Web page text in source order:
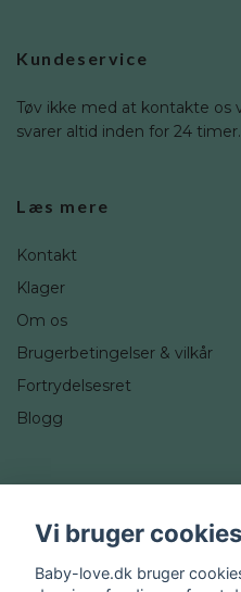
Kundeservice
Tøv ikke med at kontakte os
svarer altid inden for 24 timer.
Læs mere
Kontakt
Klager
Om os
Brugerbetingelser & vilkår
Fortrydelsesret
Blogg
Instagram
Vi bruger cookies
Baby-love.dk bruger